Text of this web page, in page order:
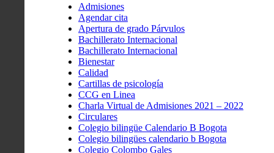
Admisiones
Agendar cita
Apertura de grado Párvulos
Bachillerato Internacional
Bachillerato Internacional
Bienestar
Calidad
Cartillas de psicología
CCG en Linea
Charla Virtual de Admisiones 2021 – 2022
Circulares
Colegio bilingüe Calendario B Bogota
Colegio bilingües calendario b Bogota
Colegio Colombo Gales